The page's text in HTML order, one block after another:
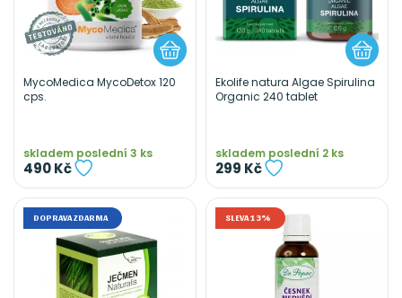
MycoMedica MycoDetox 120
cps.
skladem poslední 3 ks
490 Kč
Ekolife natura Algae Spirulina
Organic 240 tablet
skladem poslední 2 ks
299 Kč
DOPRAVA ZDARMA SLEVA 13%